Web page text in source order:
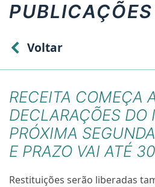
PUBLICAÇÕES
Voltar
RECEITA COMEÇA
DECLARAÇÕES DO
PRÓXIMA
E PRAZO VAI ATÉ
Restituições serão liberadas